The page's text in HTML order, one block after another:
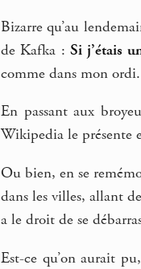
Bizarre qu’au
de Kafka : Si j’étais
comme dans mon ordi.
En passant aux
Wikipedia le présente
Ou bien, en se
dans les villes, allant
a le droit de se
Est-ce qu’on aurait